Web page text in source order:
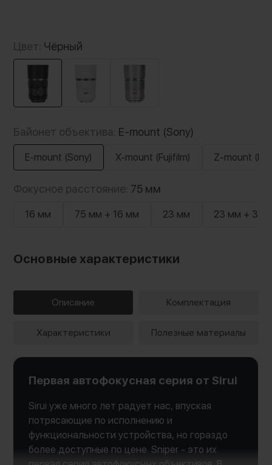
Цвет: Чёрный
Байонет объектива: E-mount (Sony)
E-mount (Sony) X-mount (Fujifilm) Z-mount
Фокусное расстояние: 75 мм
16 мм 75 мм + 16 мм 23 мм 23 мм + 33
Основные характеристики
Описание Комплектация
Характеристики Полезные материалы
Первая автофокусная серия от Sirui
Sirui уже много лет радует нас, впуская
потрясающие по исполнению и
функциональности устройства, но гораздо
более доступные по цене. Sniper - это их